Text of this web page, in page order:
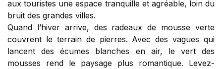
aux touristes une espace tranquille et agréable, loin du
bruit des grandes villes.
Quand l’hiver arrive, des radeaux de mousse verte
couvrent le terrain de pierres. Avec des vagues qui
lancent des écumes blanches en air, le vert des
mousses rend le paysage plus romantique. Levez-